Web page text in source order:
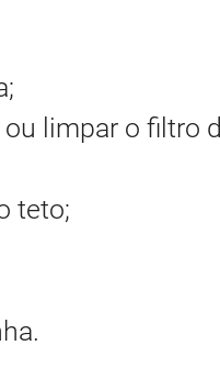
limpar o filtro
teto;